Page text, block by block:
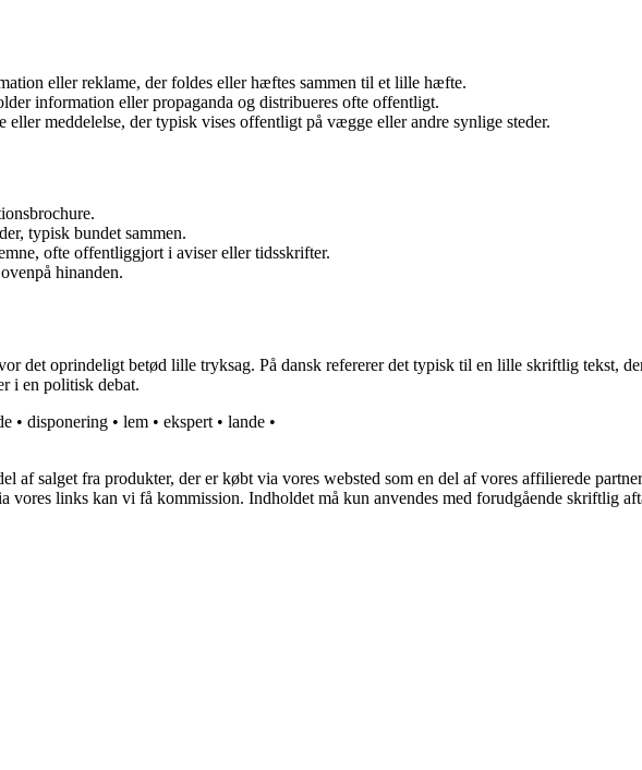
eller reklame, der foldes eller hæftes sammen til et lille hæfte.
information eller propaganda og distribueres ofte offentligt.
eller meddelelse, der typisk vises offentligt på vægge eller andre synlige steder.
typisk bundet sammen.
ofte offentliggjort i aviser eller tidsskrifter.
hinanden.
det oprindeligt betød lille tryksag. På dansk refererer det typisk til en lille skriftlig tekst,
i en politisk debat.
• disponering • lem • ekspert • lande •
af salget fra produkter, der er købt via vores websted som en del af vores affilierede
vores links kan vi få kommission. Indholdet må kun anvendes med forudgående skriftlig